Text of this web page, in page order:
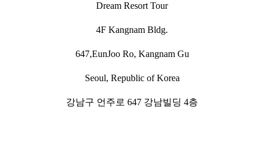
Dream Resort Tour
4F Kangnam Bldg.
647,EunJoo Ro, Kangnam Gu
Seoul, Republic of Korea
강남구 언주로 647 강남빌딩 4층